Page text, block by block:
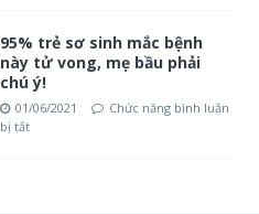
95% trẻ sơ sinh mắc bệnh
này tử vong, mẹ bầu phải
chú ý!
01/06/2021
Chức năng bình luận
bị tắt